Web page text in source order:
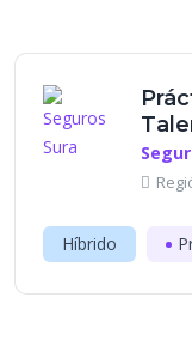
Híbrido